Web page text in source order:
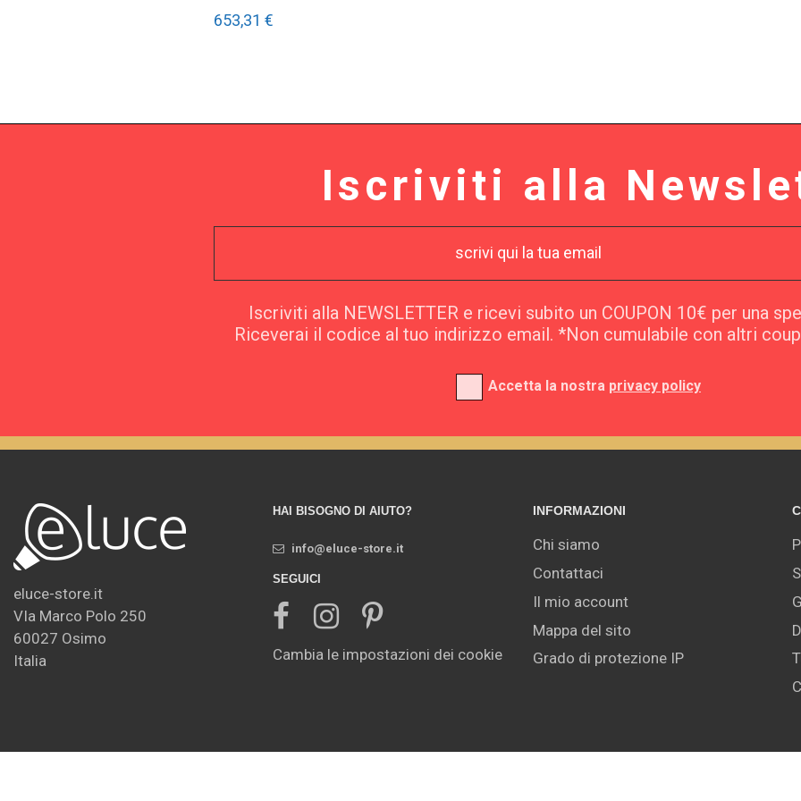
653,31 €
Iscriviti alla
Iscriviti alla NEWSLETTER e ricevi subito un COUPON 10€ per una
Riceverai il codice al tuo indirizzo email. *Non cumulabile con altri
Accetta la nostra privacy policy
eluce-store.it
VIa Marco Polo 250
60027 Osimo
Italia
HAI BISOGNO DI AIUTO?
info@eluce-store.it
SEGUICI
Cambia le impostazioni dei cookie
INFORMAZIONI
Chi siamo
Contattaci
Il mio account
Mappa del sito
Grado di protezione IP